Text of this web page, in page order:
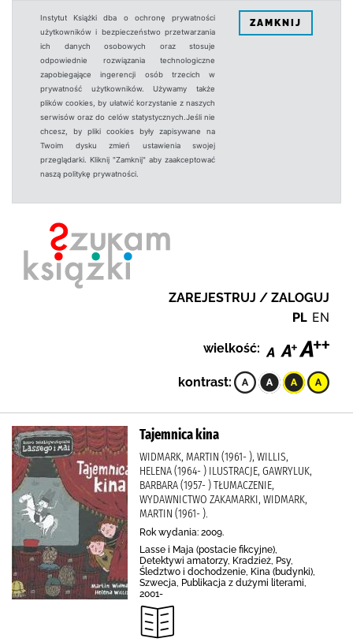
Instytut Książki dba o ochronę prywatności
użytkowników i bezpieczeństwo przetwarzania
ich danych osobowych oraz stosuje
odpowiednie rozwiązania technologiczne
zapobiegające ingerencji osób trzecich w
prywatność użytkowników. Używamy także
plików cookies, by ułatwić korzystanie z naszych
serwisów oraz do celów statystycznych.Jeśli nie
chcesz, by pliki cookies były zapisywane na
Twoim dysku zmień ustawienia swojej
przeglądarki. Kliknij "Zamknij" aby zaakceptować
naszą politykę prywatności.
ZAMKNIJ
ZAREJESTRUJ / ZALOGUJ
PL EN
wielkość:
kontrast:
Tajemnica kina
WIDMARK, MARTIN (1961- ), WILLIS,
HELENA (1964- ) ILUSTRACJE, GAWRYLUK,
BARBARA (1957- ) TŁUMACZENIE,
WYDAWNICTWO ZAKAMARKI, WIDMARK,
MARTIN (1961- ).
Rok wydania: 2009.
Lasse i Maja (postacie fikcyjne),
Detektywi amatorzy, Kradzież, Psy,
Śledztwo i dochodzenie, Kina (budynki),
Szwecja, Publikacja z dużymi literami,
2001-